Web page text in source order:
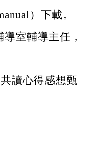
）下載。
室輔導主任，
讀心得感想甄